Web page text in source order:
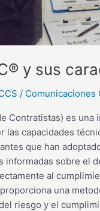
y sus
/ Comunicaciones
Contratistas) es
capacidades
que han
informadas sobre el
al
una
riesgo y el